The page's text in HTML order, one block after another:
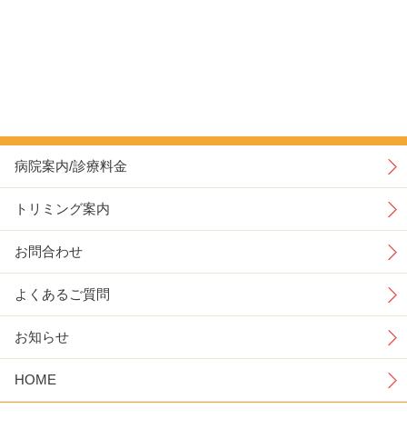
病院案内/診療料金
トリミング案内
お問合わせ
よくあるご質問
お知らせ
HOME